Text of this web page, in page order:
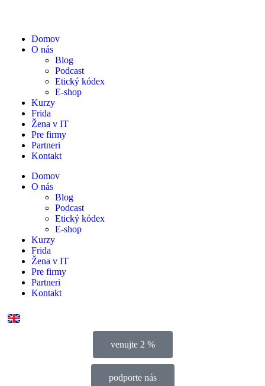
Domov
O nás
Blog
Podcast
Etický kódex
E-shop
Kurzy
Frida
Žena v IT
Pre firmy
Partneri
Kontakt
Domov
O nás
Blog
Podcast
Etický kódex
E-shop
Kurzy
Frida
Žena v IT
Pre firmy
Partneri
Kontakt
venujte 2 %
podporte nás